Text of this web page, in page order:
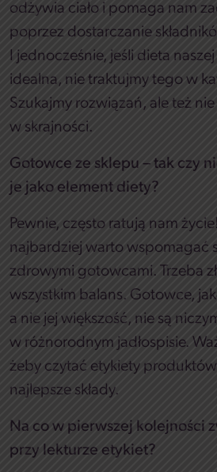
odżywia ciało i pomaga nam
poprzez dostarczanie
I jednocześnie, jeśli dieta
idealna, nie traktujmy tego w
Szukajmy rozwiązań, ale też
w skrajności.
Gotowce ze sklepu – tak czy
je jako element diety?
Pewnie, często ratują nam życie!
najbardziej warto wspomagać
zdrowymi gotowcami. Trzeba
wszystkim balans. Gotowce,
a nie jej większość, nie są
w różnorodnym jadłospisie.
żeby czytać etykiety
najlepsze składy.
Na co w pierwszej kolejności
przy lekturze etykiet?